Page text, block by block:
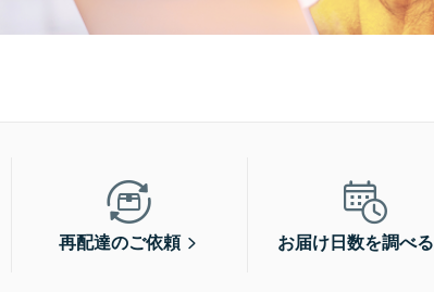
再配達のご依頼 お届け日数を調べる